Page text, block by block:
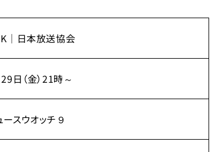
｜日本放送協会
日（金）21時～
ースウオッチ９